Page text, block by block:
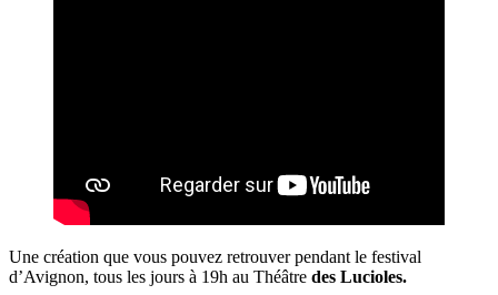
Une création que vous pouvez retrouver pendant le festival
d’Avignon, tous les jours à 19h au Théâtre des Lucioles.